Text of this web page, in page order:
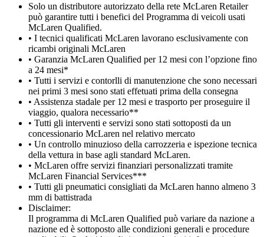
Solo un distributore autorizzato della rete McLaren Retailer
può garantire tutti i benefici del Programma di veicoli usati
McLaren Qualified.
• I tecnici qualificati McLaren lavorano esclusivamente con
ricambi originali McLaren
• Garanzia McLaren Qualified per 12 mesi con l’opzione fino
a 24 mesi*
• Tutti i servizi e contorlli di manutenzione che sono necessari
nei primi 3 mesi sono stati effetuati prima della consegna
• Assistenza stadale per 12 mesi e trasporto per proseguire il
viaggio, qualora necessario**
• Tutti gli interventi e servizi sono stati sottoposti da un
concessionario McLaren nel relativo mercato
• Un controllo minuzioso della carrozzeria e ispezione tecnica
della vettura in base agli standard McLaren.
• McLaren offre servizi finanziari personalizzati tramite
McLaren Financial Services***
• Tutti gli pneumatici consigliati da McLaren hanno almeno 3
mm di battistrada
Disclaimer:
Il programma di McLaren Qualified può variare da nazione a
nazione ed è sottoposto alle condizioni generali e procedure